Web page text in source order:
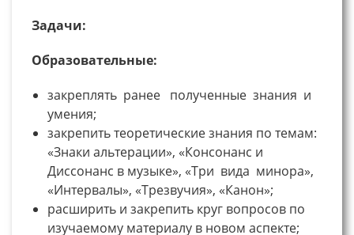
Задачи:
Образовательные:
закреплять ранее полученные знания и
умения;
закрепить теоретические знания по темам:
«Знаки альтерации», «Консонанс и
Диссонанс в музыке», «Три вида минора»,
«Интервалы», «Трезвучия», «Канон»;
расширить и закрепить круг вопросов по
изучаемому материалу в новом аспекте;